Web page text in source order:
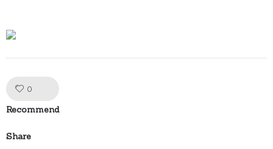
0
Recommend
Share